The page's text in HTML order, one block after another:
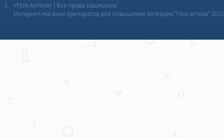
«Моя Аптека» | Все права защищены
Интернет-магазин препаратов для повышения потенции “Моя аптека”